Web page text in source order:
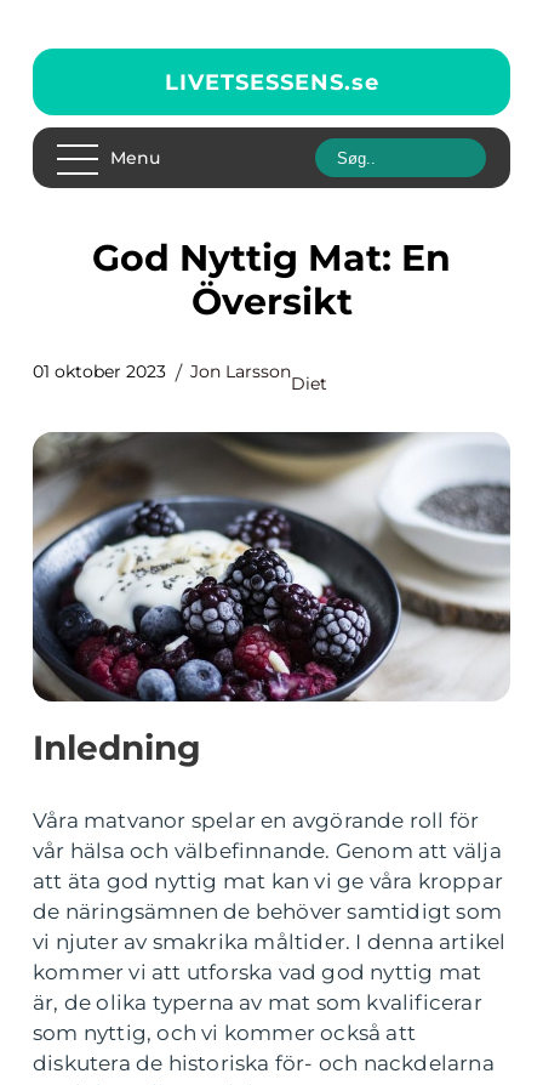
LIVETSESSENS.se
Menu
God Nyttig Mat: En
Översikt
01 oktober 2023 Jon Larsson
Diet
Inledning
Våra matvanor spelar en avgörande roll för
vår hälsa och välbefinnande. Genom att välja
att äta god nyttig mat kan vi ge våra kroppar
de näringsämnen de behöver samtidigt som
vi njuter av smakrika måltider. I denna artikel
kommer vi att utforska vad god nyttig mat
är, de olika typerna av mat som kvalificerar
som nyttig, och vi kommer också att
diskutera de historiska för- och nackdelarna